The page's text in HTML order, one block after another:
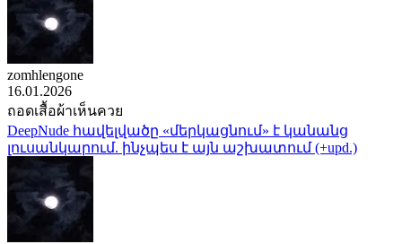
zomhlengone
16.01.2026
ถอดเสื้อผ้าเห็นควย
DeepNude հավելվածը «մերկացնում» է կանանց
լուսանկարում. ինչպես է այն աշխատում (+upd.)